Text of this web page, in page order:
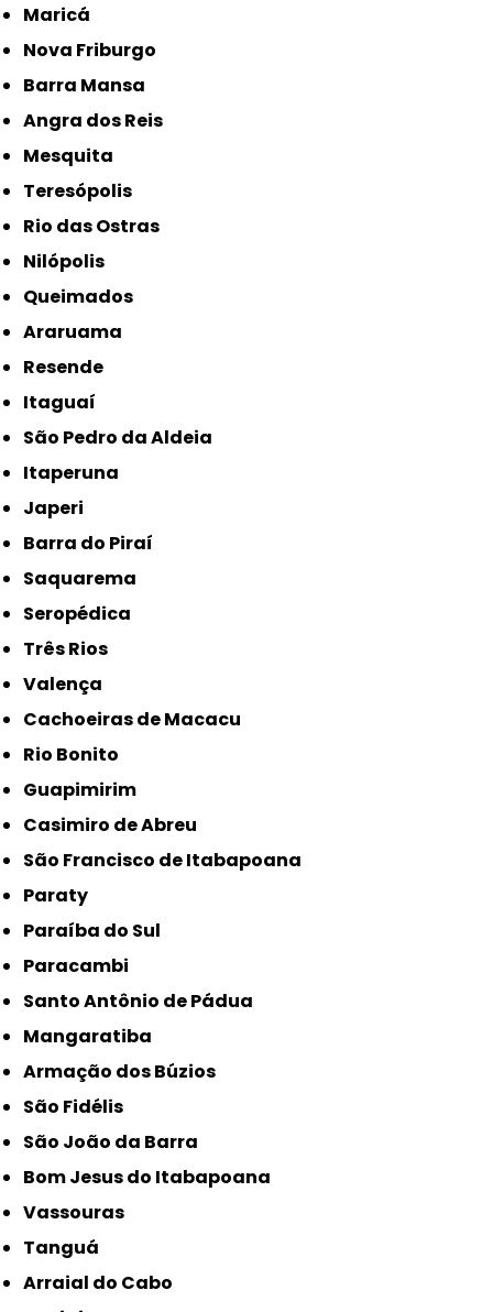
Maricá
Nova Friburgo
Barra Mansa
Angra dos Reis
Mesquita
Teresópolis
Rio das Ostras
Nilópolis
Queimados
Araruama
Resende
Itaguaí
São Pedro da Aldeia
Itaperuna
Japeri
Barra do Piraí
Saquarema
Seropédica
Três Rios
Valença
Cachoeiras de Macacu
Rio Bonito
Guapimirim
Casimiro de Abreu
São Francisco de Itabapoana
Paraty
Paraíba do Sul
Paracambi
Santo Antônio de Pádua
Mangaratiba
Armação dos Búzios
São Fidélis
São João da Barra
Bom Jesus do Itabapoana
Vassouras
Tanguá
Arraial do Cabo